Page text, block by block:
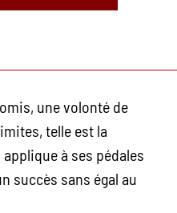
une volonté de
telle est la
à ses pédales
succès sans égal au